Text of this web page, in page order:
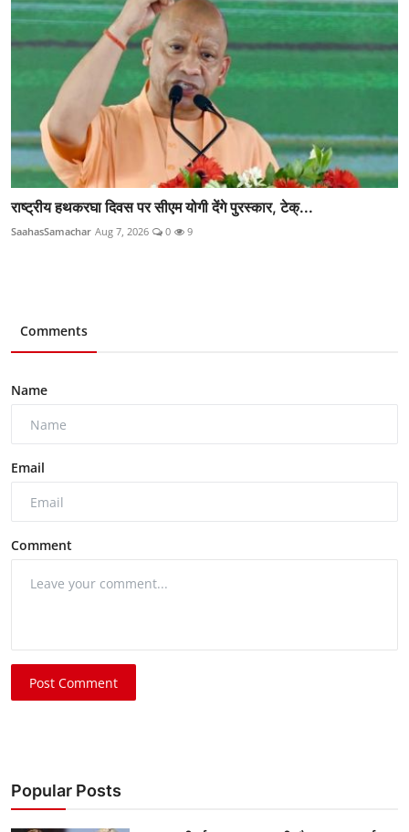
राष्ट्रीय हथकरघा दिवस पर सीएम योगी देंगे पुरस्कार, टेक्...
SaahasSamachar Aug 7, 2026 0 9
Comments
Name
Email
Comment
Post Comment
Popular Posts